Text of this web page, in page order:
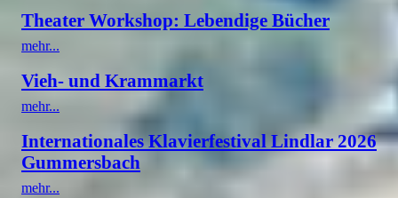
Theater Workshop: Lebendige Bücher
mehr...
Vieh- und Krammarkt
mehr...
Internationales Klavierfestival Lindlar 2026
Gummersbach
mehr...